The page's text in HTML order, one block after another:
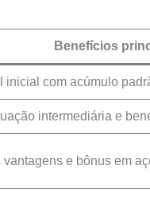
Benefícios
inicial com acúmulo
intermediária e
vantagens e bônus em